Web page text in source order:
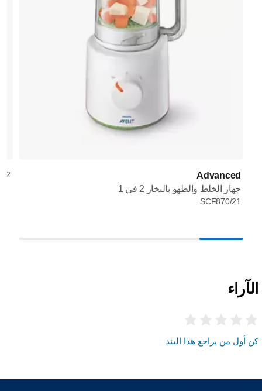
Advanced
جهاز الخلط والطهو بالبخار 2 في 1
SCF870/21
الآراء
كن أول من يراجع هذا البند